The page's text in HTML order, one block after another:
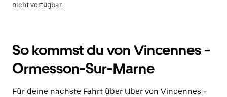
nicht verfügbar.
So kommst du von Vincennes -
Ormesson-Sur-Marne
Für deine nächste Fahrt über Uber von Vincennes -